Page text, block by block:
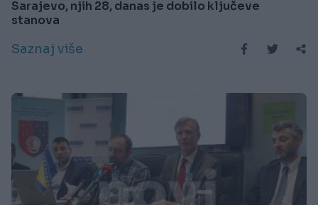
Sarajevo, njih 28, danas je dobilo ključeve
stanova
Saznaj više